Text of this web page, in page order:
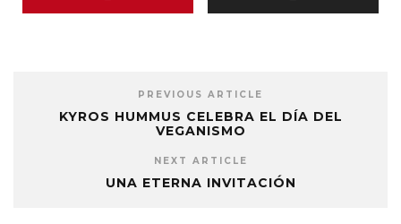
PREVIOUS ARTICLE
KYROS HUMMUS CELEBRA EL DÍA DEL
VEGANISMO
NEXT ARTICLE
UNA ETERNA INVITACIÓN